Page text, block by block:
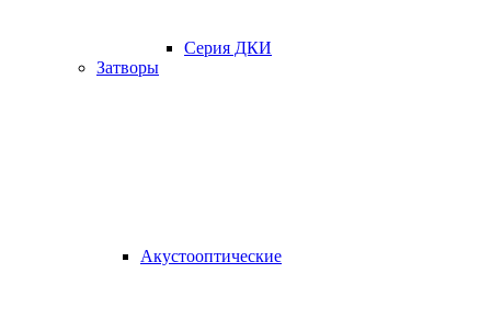
Серия ДКИ
Затворы
Акустооптические